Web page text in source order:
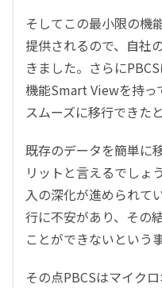
そしてこの最小限の機
提供されるので、自社
きました。さらに
機能Smart Viewを持っ
スムーズに移行できた
既存のデータを簡単に
リットと言えるでしょ
入の深化が進められて
行に不安があり、その
ことができないという
その点PBCSはマイク